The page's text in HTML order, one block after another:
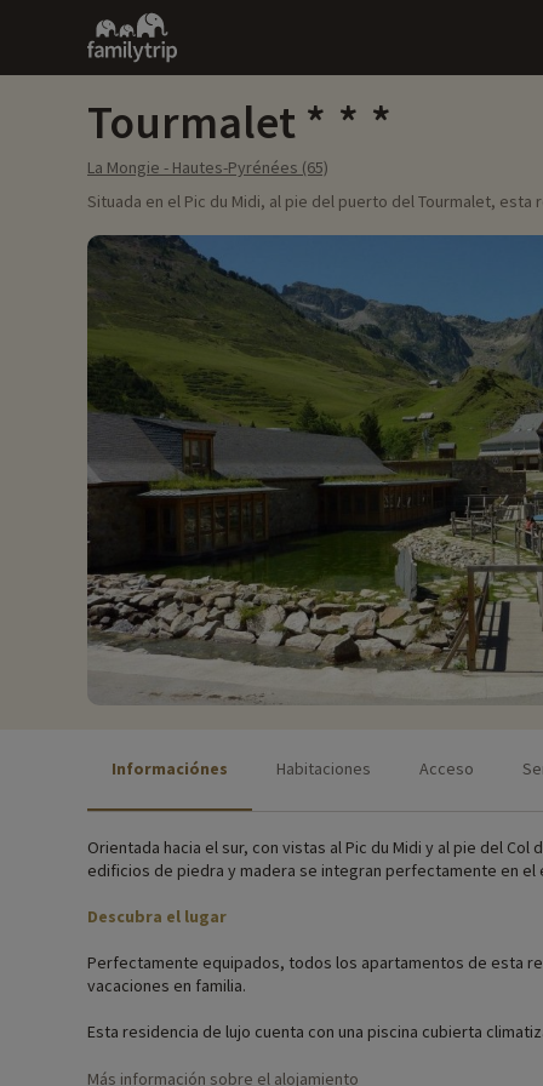
Family
trip
Tourmalet
La Mongie - Hautes-Pyrénées (65)
Situada en el Pic du Midi, al pie del puerto del Tourmalet,
Informaciónes Habitaciones Acceso
Orientada hacia el sur, con vistas al Pic du Midi y al pie del
edificios de piedra y madera se integran perfectamente en el
Descubra el lugar
Perfectamente equipados, todos los apartamentos de esta
vacaciones en familia.
Esta residencia de lujo cuenta con una piscina cubierta
Más información sobre el alojamiento